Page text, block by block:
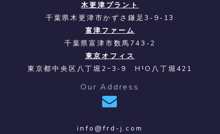
木更津プラント
千葉県木更津市かずさ鎌足3-9-13
富津ファーム
千葉県富津市数馬743-2
東京オフィス
東京都中央区八丁堀2ｰ3-9 H¹O八丁堀421
Our Address
info@frd-j.com